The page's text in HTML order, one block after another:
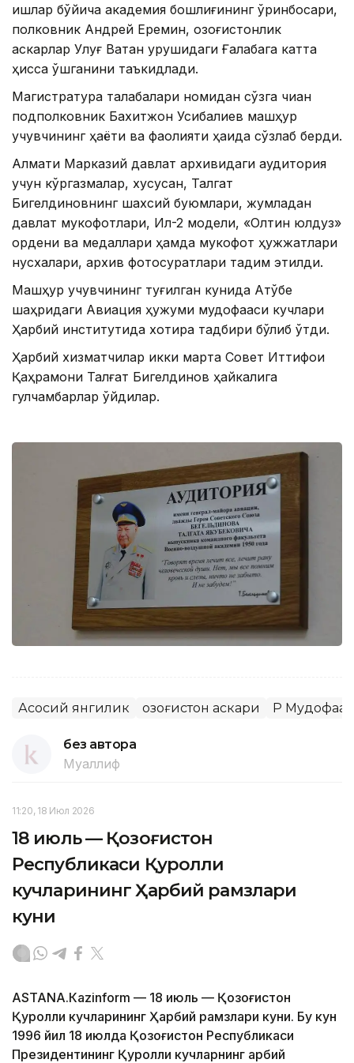
ишлар бўйича академия бошлиғининг ўринбосари,
полковник Андрей Еремин, қозоғистонлик
аскарлар Улуғ Ватан урушидаги Ғалабага катта
ҳисса қўшганини таъкидлади.
Магистратура талабалари номидан сўзга чиққан
подполковник Бахитжон Усибалиев машҳур
учувчининг ҳаёти ва фаолияти ҳақида сўзлаб берди.
Алмати Марказий давлат архивидаги аудитория
учун кўргазмалар, хусусан, Талгат
Бигелдиновнинг шахсий буюмлари, жумладан
давлат мукофотлари, Ил-2 модели, «Олтин юлдуз»
ордени ва медаллари ҳамда мукофот ҳужжатлари
нусхалари, архив фотосуратлари тақдим этилди.
Машҳур учувчининг туғилган кунида Ақтўбе
шаҳридаги Авиация ҳужуми мудофааси кучлари
Ҳарбий институтида хотира тадбири бўлиб ўтди.
Ҳарбий хизматчилар икки марта Совет Иттифоқи
Қаҳрамони Талғат Бигелдинов ҳайкалига
гулчамбарлар қўйдилар.
Асосий янгилик Қозоғистон аскари ҚР Мудофаа
без автора
Муаллиф
11:20, 18 Июл 2026
18 июль — Қозоғистон
Республикаси Қуролли
кучларининг Ҳарбий рамзлари
куни
АSTANА.Кazinform — 18 июль — Қозоғистон
Қуролли кучларининг Ҳарбий рамзлари куни. Бу кун
1996 йил 18 июлда Қозоғистон Республикаси
Президентининг Қуролли кучларнинг ҳарбий